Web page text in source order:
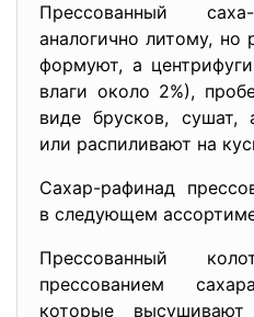
Прессованный
аналогично литому, но
формуют, а
влаги около 2%),
виде брусков, сушат,
или распиливают на
Сахар-рафинад
в следующем
Прессованный
прессованием
которые